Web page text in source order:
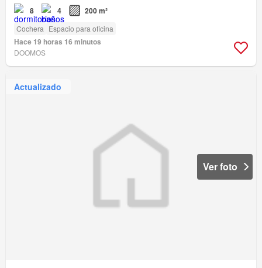
8 4 200 m²
Cochera Espacio para oficina
Hace 19 horas 16 minutos
DOOMOS
Actualizado
Ver foto